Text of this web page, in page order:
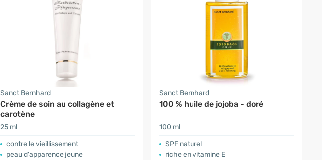
Sanct Bernhard
Crème de soin au collagène et
carotène
25 ml
contre le vieillissement
peau d'apparence jeune
Sanct Bernhard
100 % huile de jojoba - doré
100 ml
SPF naturel
riche en vitamine E